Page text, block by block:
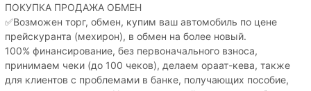
ПОКУПКА ПРОДАЖА ОБМЕН
✅Возможен торг, обмен, купим ваш автомобиль по цене
прейскуранта (мехирон), в обмен на более новый.
100% финансирование, без первоначального взноса,
принимаем чеки (до 100 чеков), делаем ораат-кева, также
для клиентов с проблемами в банке, получающих пособие,